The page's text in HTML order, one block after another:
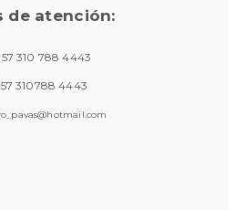
de atención:
310 788 4443
310788 4443